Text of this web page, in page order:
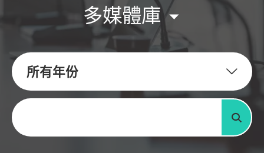
多媒體庫
所有年份
關鍵字
搜尋